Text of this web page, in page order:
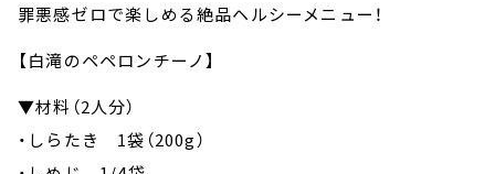
罪悪感ゼロで楽しめる絶品ヘルシーメニュー！
【白滝のペペロンチーノ】
▼材料（2人分）
・しらたき 1袋（200g）